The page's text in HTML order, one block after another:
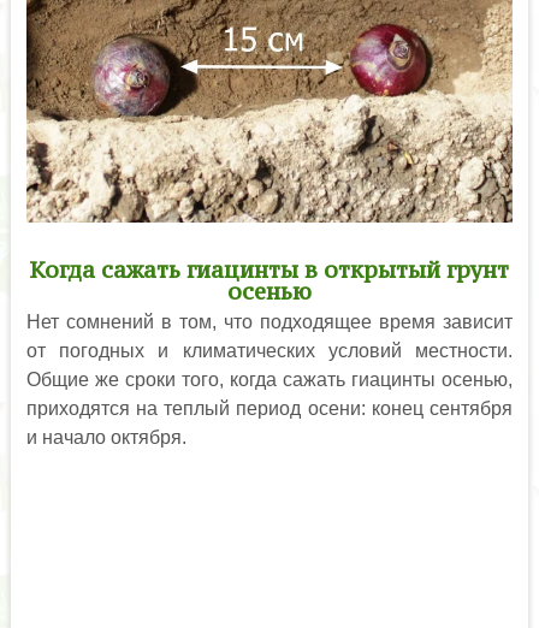
Когда сажать гиацинты в открытый грунт
осенью
Нет сомнений в том, что подходящее время зависит
от погодных и климатических условий местности.
Общие же сроки того, когда сажать гиацинты осенью,
приходятся на теплый период осени: конец сентября
и начало октября.